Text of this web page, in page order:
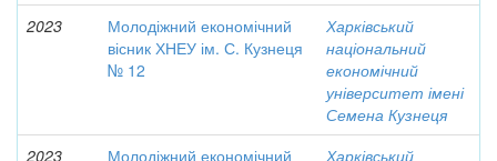
2023
Молодіжний економічний
вісник ХНЕУ ім. С. Кузнеця
№ 12
Харківський
національний
економічний
університет імені
Семена Кузнеця
2023
Молодіжний економічний
Харківський